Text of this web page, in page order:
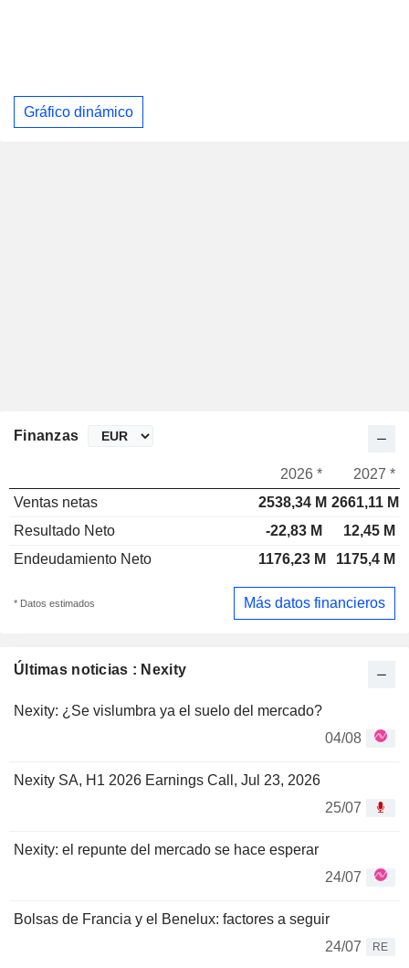
Gráfico dinámico
Últimas noticias : Nexity
Nexity: ¿Se vislumbra ya el suelo del mercado?
04/08
Nexity SA, H1 2026 Earnings Call, Jul 23, 2026
25/07
Nexity: el repunte del mercado se hace esperar
24/07
Bolsas de Francia y el Benelux: factores a seguir
24/07
RE
Finanzas
2026 *
2027 *
Ventas netas
2538,34 M 2661,11 M
Resultado Neto
-22,83 M
12,45 M
Endeudamiento Neto
1176,23 M 1175,4 M
* Datos estimados Más datos financieros